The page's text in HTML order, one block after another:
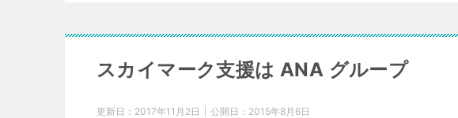
スカイマーク支援は ANA グループ
更新日： 2017年11月2日 公開日： 2015年8月6日